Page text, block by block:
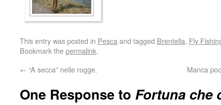
This entry was posted in Pesca and tagged Brentella, Fly
Bookmark thepermalink.
← “A secca” nelle rogge. Manca
One Response to Fortuna